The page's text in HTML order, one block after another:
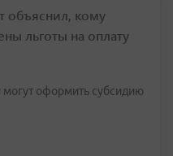
объяснил, кому
льготы на оплату
оформить субсидию